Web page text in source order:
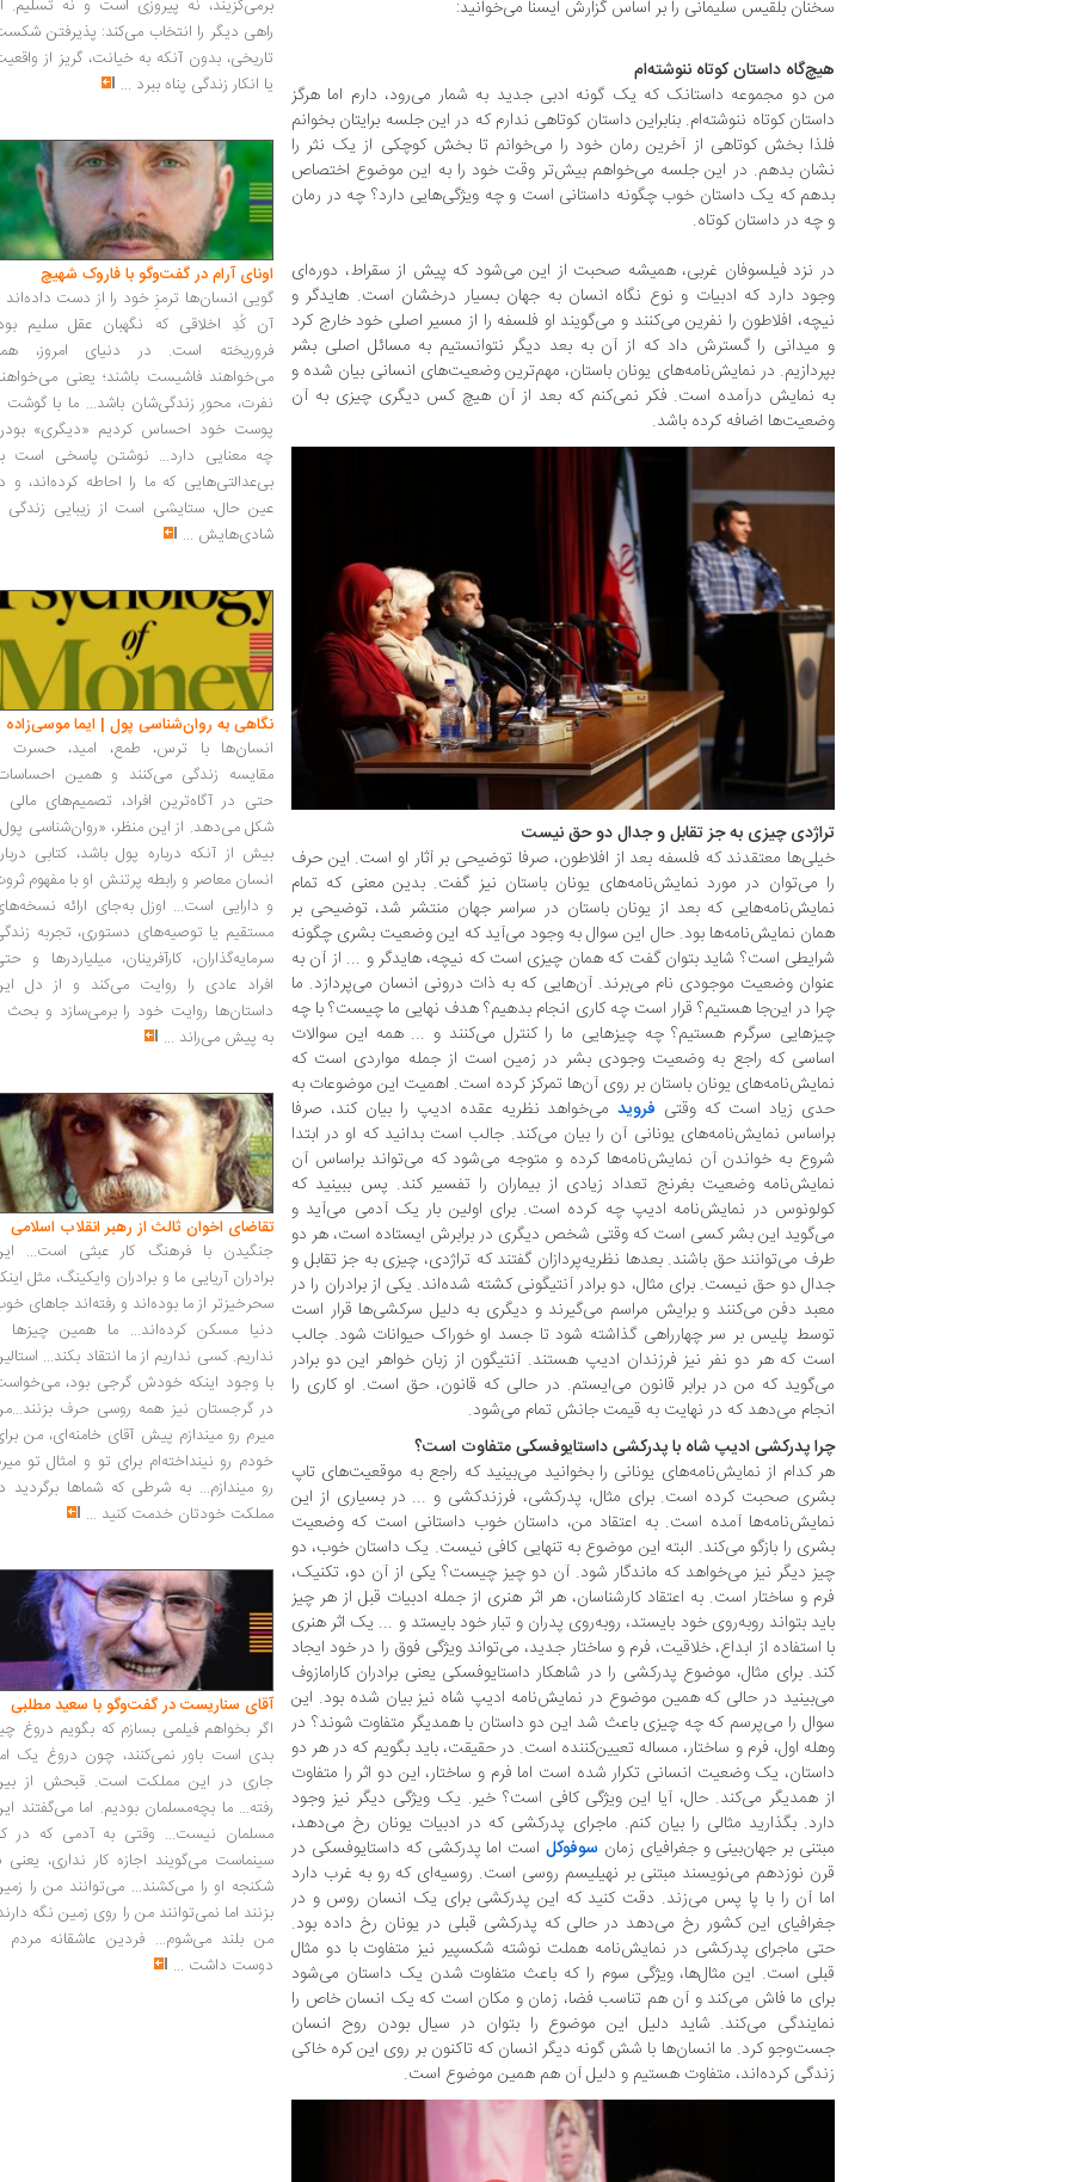
سخنان بلقیس سلیمانی را بر اساس گزارش ایسنا می‌خوانید:
هیچ‌گاه داستان کوتاه ننوشته‌ام
من دو مجموعه داستانک که یک گونه ادبی جدید به شمار می‌رود، دارم اما هرگز
داستان کوتاه ننوشته‌ام. بنابراین داستان کوتاهی ندارم که در این‌ جلسه برایتان بخوانم
فلذا بخش کوتاهی از آخرین رمان خود را می‌خوانم تا بخش کوچکی از یک نثر را
نشان بدهم. در این جلسه می‌خواهم بیش‌تر وقت خود را به این موضوع اختصاص
بدهم که یک داستان خوب چگونه داستانی است و چه ویژگی‌هایی دارد؟ چه در رمان
و چه در داستان کوتاه.
در نزد فیلسوفان غربی، ‌همیشه صحبت از این می‌شود که پیش از سقراط، دوره‌ای
وجود دارد که ادبیات و نوع نگاه انسان به جهان بسیار درخشان است. هایدگر و
نیچه، افلاطون را نفرین می‌کنند و می‌گویند او فلسفه را از مسیر اصلی خود خارج کرد
و میدانی را گسترش داد که از آن به بعد دیگر نتوانستیم به مسائل اصلی بشر
بپردازیم. در نمایش‌نامه‌های یونان باستان، مهم‌ترین وضعیت‌های انسانی بیان شده و
به نمایش درآمده است. فکر نمی‌کنم که بعد از آن هیچ کس دیگری چیزی به آن
وضعیت‌ها اضافه کرده باشد.
تراژدی چیزی به جز تقابل و جدال دو حق نیست
خیلی‌ها معتقدند که فلسفه بعد از افلاطون، صرفا توضیحی بر آثار او است. این حرف
را می‌توان در مورد نمایش‌نامه‌های یونان باستان نیز گفت. بدین معنی که تمام
نمایش‌نامه‌هایی که بعد از یونان باستان در سراسر جهان منتشر شد، توضیحی بر
همان نمایش‌نامه‌ها بود. حال این سوال به وجود می‌آید که این وضعیت بشری چگونه
شرایطی است؟ شاید بتوان گفت که همان چیزی است که نیچه، هایدگر و ... از آن به
عنوان وضعیت موجودی نام می‌برند. آن‌هایی که به ذات درونی انسان می‌پردازد. ما
چرا در این‌جا هستیم؟ قرار است چه کاری انجام بدهیم؟ هدف نهایی ما چیست؟ با چه
چیزهایی سرگرم هستیم؟ چه چیزهایی ما را کنترل می‌کنند و ... همه این سوالات
اساسی که راجع به وضعیت وجودی بشر در زمین است از جمله مواردی است که
نمایش‌نامه‌های یونان باستان بر روی آن‌ها تمرکز کرده است. اهمیت این موضوعات به
حدی زیاد است که وقتی فرویدمی‌خواهد نظریه عقده ادیپ را بیان کند، صرفا
براساس نمایش‌نامه‌های یونانی آن را بیان می‌کند. جالب است بدانید که او در ابتدا
شروع به خواندن آن نمایش‌نامه‌ها کرده و متوجه می‌شود که می‌تواند براساس آن
نمایش‌نامه وضعیت بغرنج تعداد زیادی از بیماران را تفسیر کند. پس ببینید که
کولونوس در نمایش‌نامه ادیپ چه کرده است. برای اولین بار یک آدمی می‌آید و
می‌گوید این بشر کسی است که وقتی شخص دیگری در برابرش ایستاده است، هر دو
طرف می‌توانند حق باشند. بعدها نظریه‌پردازان گفتند که تراژدی، چیزی به جز تقابل و
جدال دو حق نیست. برای مثال، دو برادر آنتیگونی کشته شده‌اند. یکی از برادران را در
معبد دفن می‌کنند و برایش مراسم می‌گیرند و دیگری به دلیل سرکشی‌ها قرار است
توسط پلیس بر سر چهارراهی گذاشته شود تا جسد او خوراک حیوانات شود. جالب
است که هر دو نفر نیز فرزندان ادیپ هستند. آنتیگون از زبان خواهر این دو برادر
می‌گوید که من در برابر قانون می‌ایستم. در حالی که قانون، حق است. او کاری را
انجام می‌دهد که در نهایت به قیمت جانش تمام می‌شود.
چرا پدرکشی ادیپ شاه با پدرکشی داستایوفسکی متفاوت است؟
هر کدام از نمایش‌نامه‌های یونانی را بخوانید می‌بینید که راجع به موقعیت‌های تاپ
بشری صحبت کرده است. برای مثال، پدرکشی، فرزندکشی و ... در بسیاری از این
نمایش‌نامه‌ها آمده است. به اعتقاد من، داستان خوب داستانی است که وضعیت
بشری را بازگو می‌کند. البته این موضوع به تنهایی کافی نیست. یک داستان خوب، دو
چیز دیگر نیز می‌خواهد که ماندگار شود. آن دو چیز چیست؟ یکی از آن دو، تکنیک،
فرم و ساختار است. به اعتقاد کارشناسان، هر اثر هنری از جمله ادبیات قبل از هر چیز
باید بتواند روبه‌روی خود بایستد، روبه‌روی پدران و تبار خود بایستد و ... یک اثر هنری
با استفاده از ابداع، خلاقیت، فرم و ساختار جدید، می‌تواند ویژگی فوق را در خود ایجاد
کند. برای مثال، موضوع پدرکشی را در شاهکار داستایوفسکی یعنی برادران کارامازوف
می‌بینید در حالی که همین موضوع در نمایش‌نامه ادیپ شاه نیز بیان شده بود. این
سوال را می‌پرسم که چه چیزی باعث شد این دو داستان با همدیگر متفاوت شوند؟ در
وهله اول، فرم و ساختار، مساله تعیین‌کننده است. در حقیقت، باید بگویم که در هر دو
داستان، یک وضعیت انسانی تکرار شده است اما فرم و ساختار، این دو اثر را متفاوت
از همدیگر می‌کند. حال، آیا این ویژگی کافی است؟ خیر. یک ویژگی دیگر نیز وجود
دارد. بگذارید مثالی را بیان کنم. ماجرای پدرکشی که در ادبیات یونان رخ می‌دهد،
مبتنی بر جهان‌بینی و جغرافیای زمان سوفوکل است اما پدرکشی که داستایوفسکی در
قرن نوزدهم می‌نویسند مبتنی بر نهیلیسم روسی است. روسیه‌ای که رو به غرب دارد
اما آن را با پا پس می‌زند. دقت کنید که این پدرکشی برای یک انسان روس و در
جغرافیای این کشور رخ می‌دهد در حالی که پدرکشی قبلی در یونان رخ داده بود.
حتی ماجرای پدرکشی در نمایش‌نامه هملت نوشته شکسپیر نیز متفاوت با دو مثال
قبلی است. این مثال‌ها، ویژگی سوم را که باعث متفاوت شدن یک داستان می‌شود
برای ما فاش می‌کند و آن هم تناسب فضا، زمان و مکان است که یک انسان خاص را
نمایندگی می‌کند. شاید دلیل این موضوع را بتوان در سیال بودن روح انسان
جست‌وجو کرد. ما انسان‌ها با شش گونه دیگر انسان که تاکنون بر روی این کره خاکی
زندگی کرده‌اند، متفاوت هستیم و دلیل آن هم همین موضوع است.
برمی‌گزیند، نه پیروزی است و نه تسلیم.
راهی دیگر را انتخاب می‌کند: پذیرفتن
تاریخی، بدون آنکه به خیانت، گریز از
یا انکار زندگی پناه ببرد ...
اونای آرام در گفت‌وگو با فاروک شهیچ‭
گویی انسان‌ها ترمزِ خود را از دست داده‌اند
آن کُدِ اخلاقی که نگهبان عقل سلیم
فروریخته است. در دنیای امروز،
می‌خواهند فاشیست باشند؛ یعنی
نفرت، محورِ زندگی‌شان باشد... ما با گوشت
پوست خود احساس کردیم «دیگری»
چه معنایی دارد... نوشتن پاسخی است
بی‌عدالتی‌هایی که ما را احاطه کرده‌اند، و
عین حال، ستایشی است از زیبایی زندگی
شادی‌هایش ...
نگاهی به روان‌شناسی پول | ایما موسی‌زاده
انسان‌ها با ترس، طمع، امید، حسرت
مقایسه زندگی می‌کنند و همین
حتی در آگاه‌ترین افراد، تصمیم‌های مالی
شکل می‌دهد. از این منظر، «روان‌شناسی
بیش از آنکه درباره پول باشد، کتابی
انسان معاصر و رابطه پرتنش او با مفهوم
و دارایی است... اوزل به‌جای ارائه
مستقیم یا توصیه‌های دستوری، تجربه
سرمایه‌گذاران، کارآفرینان، میلیاردرها و
افراد عادی را روایت می‌کند و از دل
داستان‌ها روایت خود را برمی‌سازد و بحث
به پیش می‌راند ...
تقاضای اخوان ثالث از رهبر انقلاب اسلامی
جنگیدن با فرهنگ کار عبثی است...
برادران آریایی ما و برادران وایکینگ، مثل
سحرخیزتر از ما بوده‌اند و رفته‌اند جاهای
دنیا مسکن کرده‌اند... ما همین چیزها
نداریم. کسی نداریم از ما انتقاد بکند...
با وجود اینکه خودش گرجی بود،
در گرجستان نیز همه روسی حرف
میرم رو میندازم پیش آقای خامنه‌ای، من
خودم رو نینداخته‌ام برای تو و امثال تو
رو میندازم... به شرطی که شماها برگردید
مملکت خودتان خدمت کنید ...
آقای سناریست در گفت‌وگو با سعید مطلبی
اگر بخواهم فیلمی بسازم که بگویم دروغ
بدی است باور نمی‌کنند، چون دروغ یک
جاری در این مملکت است. قبحش از
رفته... ما بچه‌مسلمان بودیم. اما می‌گفتند
مسلمان نیست... وقتی به آدمی که در
سینماست می‌گویند اجازه کار نداری، یعنی
شکنجه او را می‌کشند... می‌توانند من را
بزنند اما نمی‌توانند من را روی زمین نگه
من بلند می‌شوم... فردین عاشقانه مردم
دوست داشت ...